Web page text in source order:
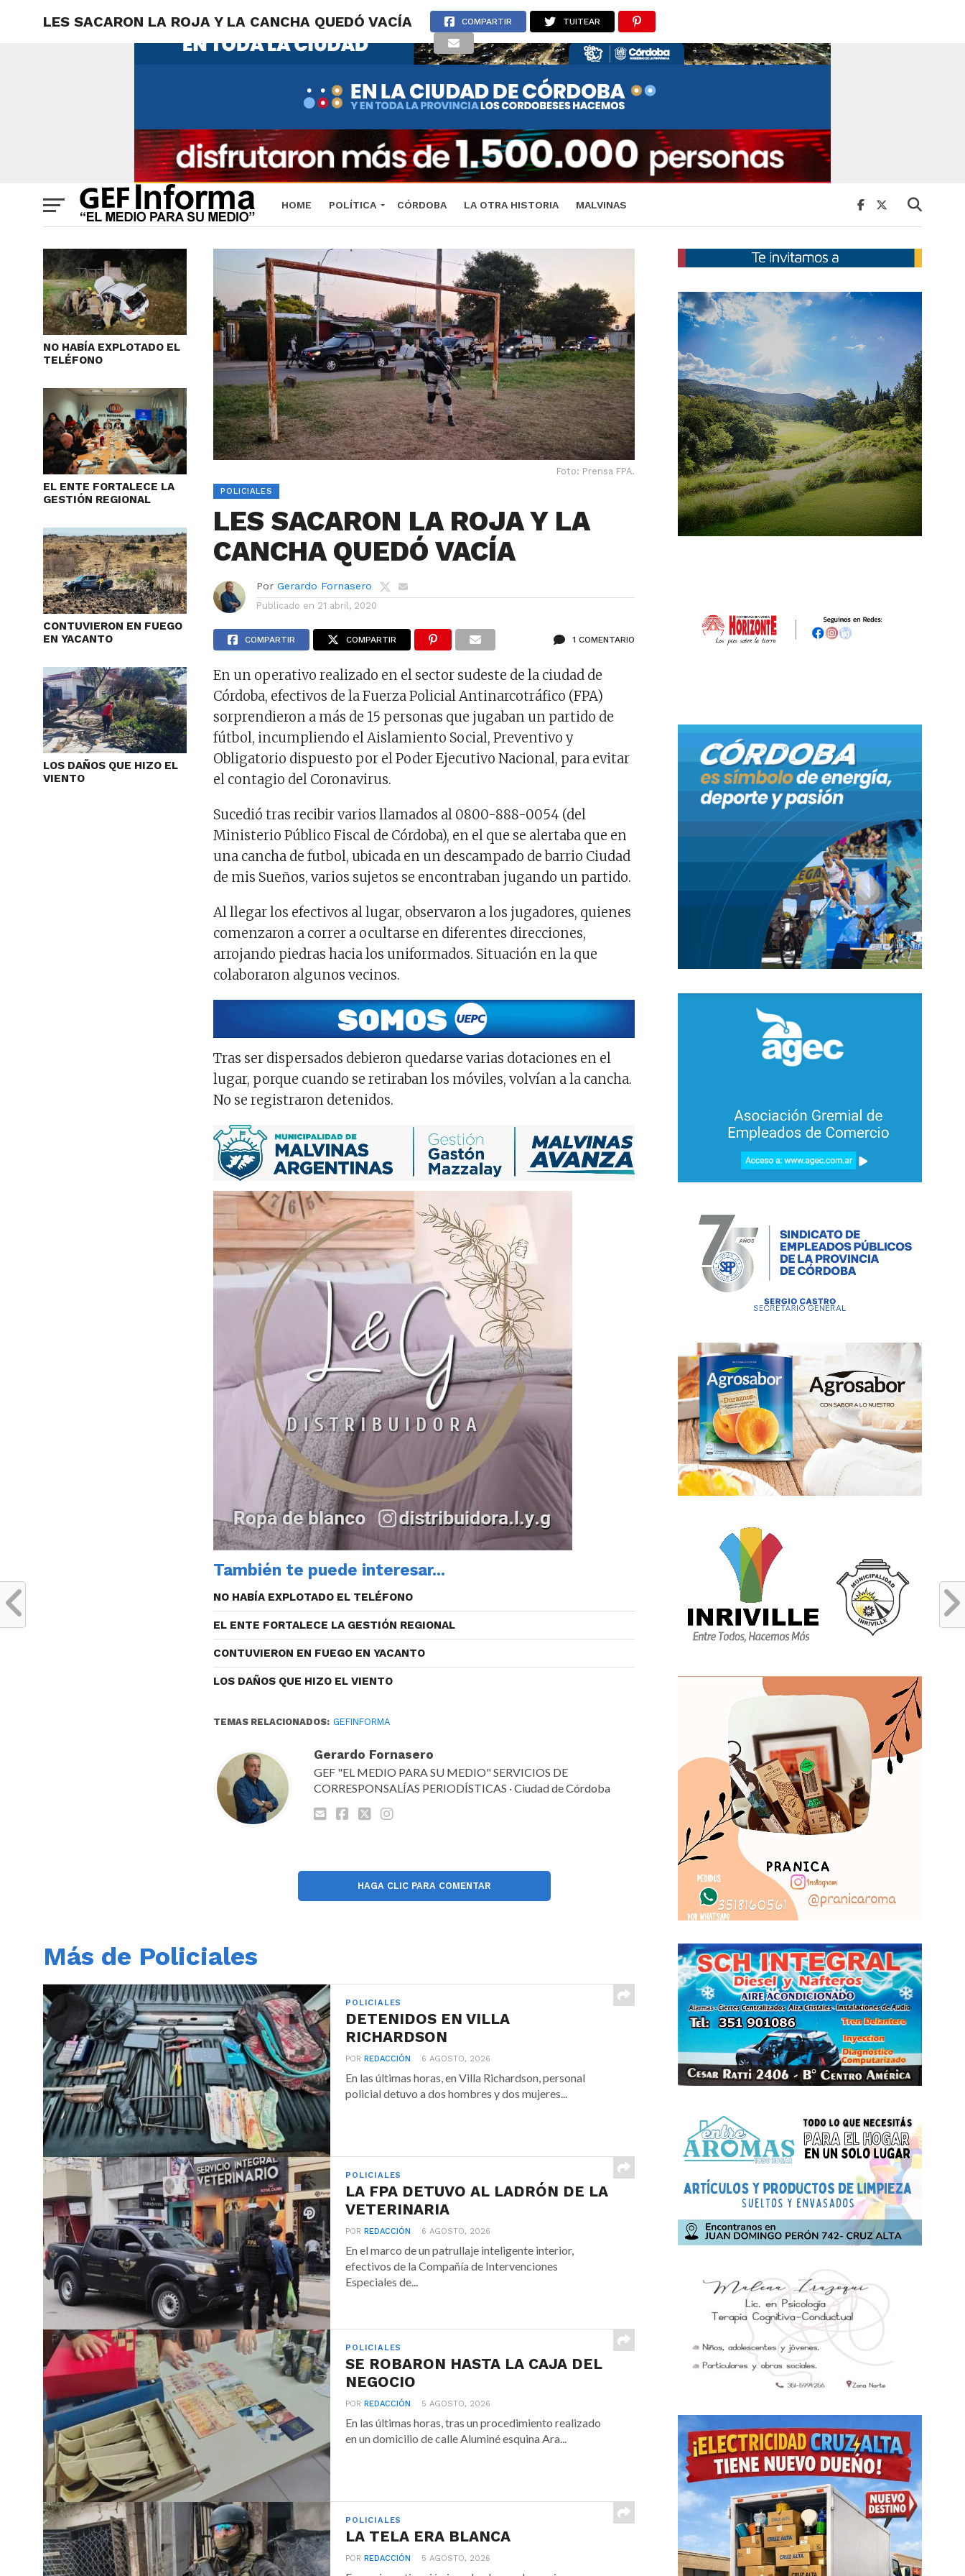
HOME POLÍTICA CÓRDOBA LA OTRA HISTORIA MALVINAS
LES SACARON LA ROJA Y LA CANCHA QUEDÓ VACÍA COMPARTIR TUITEAR
NO HABÍA EXPLOTADO EL
TELÉFONO
EL ENTE FORTALECE LA
GESTIÓN REGIONAL
CONTUVIERON EN FUEGO
EN YACANTO
LOS DAÑOS QUE HIZO EL
VIENTO
Foto: Prensa FPA.
POLICIALES
LES SACARON LA ROJA Y LA
CANCHA QUEDÓ VACÍA
Por Gerardo Fornasero
Publicado en 21 abril, 2020
COMPARTIR COMPARTIR 1 COMENTARIO
En un operativo realizado en el sector sudeste de la ciudad de
Córdoba, efectivos de la Fuerza Policial Antinarcotráfico (FPA)
sorprendieron a más de 15 personas que jugaban un partido de
fútbol, incumpliendo el Aislamiento Social, Preventivo y
Obligatorio dispuesto por el Poder Ejecutivo Nacional, para evitar
el contagio del Coronavirus.
Sucedió tras recibir varios llamados al 0800-888-0054 (del
Ministerio Público Fiscal de Córdoba), en el que se alertaba que en
una cancha de futbol, ubicada en un descampado de barrio Ciudad
de mis Sueños, varios sujetos se encontraban jugando un partido.
Al llegar los efectivos al lugar, observaron a los jugadores, quienes
comenzaron a correr a ocultarse en diferentes direcciones,
arrojando piedras hacia los uniformados. Situación en la que
colaboraron algunos vecinos.
Tras ser dispersados debieron quedarse varias dotaciones en el
lugar, porque cuando se retiraban los móviles, volvían a la cancha.
No se registraron detenidos.
También te puede interesar...
NO HABÍA EXPLOTADO EL TELÉFONO
EL ENTE FORTALECE LA GESTIÓN REGIONAL
CONTUVIERON EN FUEGO EN YACANTO
LOS DAÑOS QUE HIZO EL VIENTO
TEMAS RELACIONADOS: GEFINFORMA
Gerardo Fornasero
GEF "EL MEDIO PARA SU MEDIO" SERVICIOS DE
CORRESPONSALÍAS PERIODÍSTICAS · Ciudad de Córdoba
HAGA CLIC PARA COMENTAR
Más de Policiales
POLICIALES
DETENIDOS EN VILLA
RICHARDSON
PORREDACCIÓN 6 AGOSTO, 2026
En las últimas horas, en Villa Richardson, personal
policial detuvo a dos hombres y dos mujeres...
POLICIALES
LA FPA DETUVO AL LADRÓN DE LA
VETERINARIA
PORREDACCIÓN 6 AGOSTO, 2026
En el marco de un patrullaje inteligente interior,
efectivos de la Compañía de Intervenciones
Especiales de...
POLICIALES
SE ROBARON HASTA LA CAJA DEL
NEGOCIO
PORREDACCIÓN 5 AGOSTO, 2026
En las últimas horas, tras un procedimiento realizado
en un domicilio de calle Aluminé esquina Ara...
POLICIALES
LA TELA ERA BLANCA
PORREDACCIÓN 5 AGOSTO, 2026